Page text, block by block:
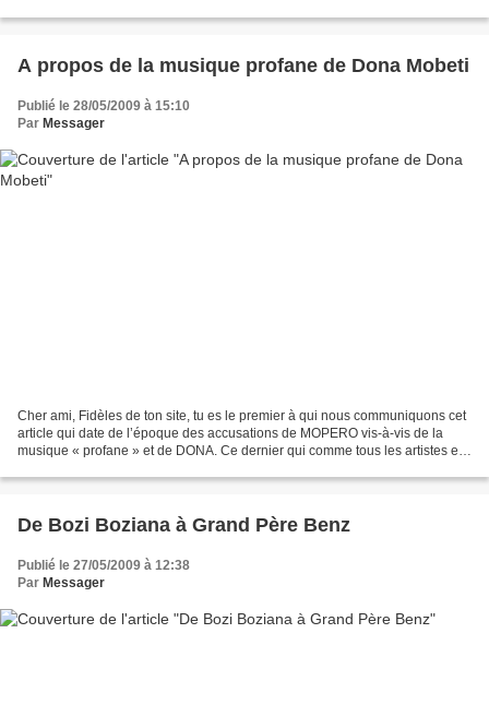
A propos de la musique profane de Dona Mobeti
Publié le 28/05/2009 à 15:10
Par Messager
Cher ami, Fidèles de ton site, tu es le premier à qui nous communiquons cet
article qui date de l’époque des accusations de MOPERO vis-à-vis de la
musique « profane » et de DONA. Ce dernier qui comme tous les artistes est
De Bozi Boziana à Grand Père Benz
Publié le 27/05/2009 à 12:38
Par Messager